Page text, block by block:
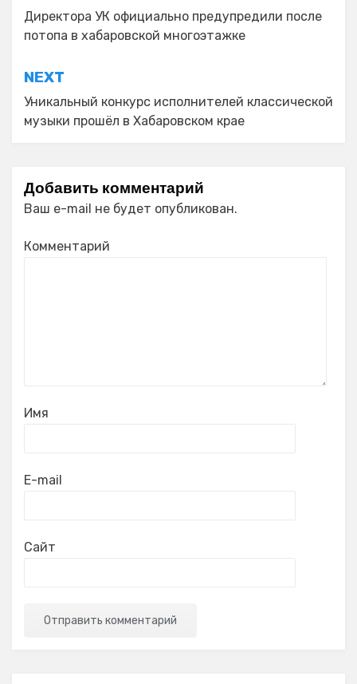
по
записям
Директора УК официально предупредили после
потопа в хабаровской многоэтажке
NEXT
Уникальный конкурс исполнителей классической
музыки прошёл в Хабаровском крае
Добавить комментарий
Ваш e-mail не будет опубликован.
Комментарий
Имя
E-mail
Сайт